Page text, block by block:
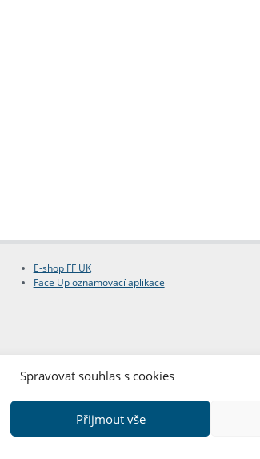
Spravovat souhlas s cookies
Přijmout vše
E-shop FF UK
Face Up oznamovací aplikace